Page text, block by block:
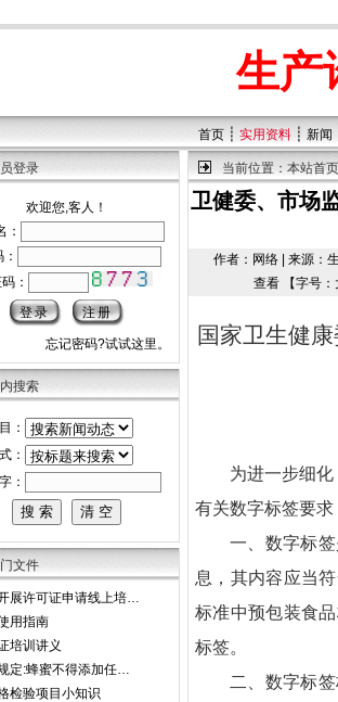
生产
首页 ┊ 实用资料 ┊ 新闻
登录
欢迎您,客人！
：
：
忘记密码?试试这里。
搜索
：
：
：
文件
展许可证申请线上培…
用指南
培训讲义
定:蜂蜜不得添加任…
检验项目小知识
当前位置： 本站首页
卫健委、市场
作者：网络 | 来源：
查看 【字号：
国家卫生健
为进一步细
有关数字标签要
一、数字标
息，其内容应当
标准中预包装食
标签。
二、数字标